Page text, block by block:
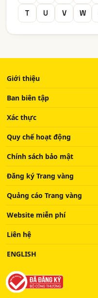
T
U V W
Giới thiệu
Ban biên tập
Xác thực
Quy chế hoạt động
Chính sách bảo mật
Đăng ký Trang vàng
Quảng cáo Trang vàng
Website miễn phí
Liên hệ
ENGLISH